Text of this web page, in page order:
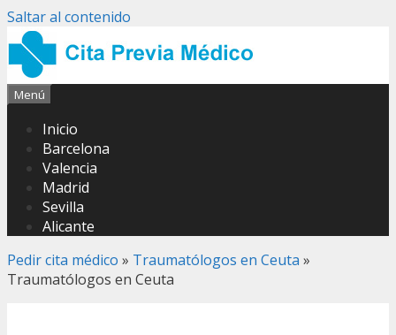
Saltar al contenido
Menú
Inicio
Barcelona
Valencia
Madrid
Sevilla
Alicante
Pedir cita médico » Traumatólogos en Ceuta »
Traumatólogos en Ceuta